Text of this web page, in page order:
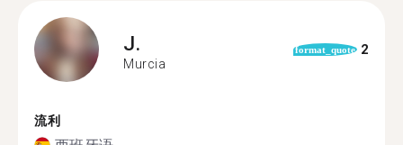
J.
Murcia
format_quote 2
流利